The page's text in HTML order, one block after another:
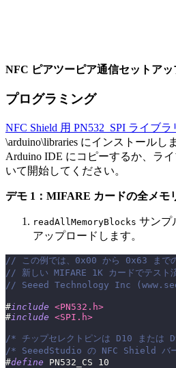
NFC ピアツーピア通信セットアッ
プログラミング
NFC Shield 用 PN532_SPI ライブラ
\arduino\libraries にインストールし
Arduino IDE にコピーするか、ラ
いて開始してください。
デモ 1：MIFARE カードの全メモ
readAllMemoryBlocks サンプ
アップロードします。
// この例では、0x00 から 0x63 までの
// 新しい MIFARE 1K カードでテスト
// Seeed Technology Inc
#include <PN532.h>
#include <SPI.h>
/* チップセレクトピンは D10 または
/* SeeedStudio の NFC Shield バ
#define PN532_CS
10